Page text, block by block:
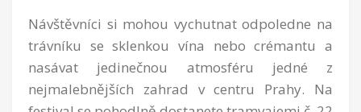
Návštěvníci si mohou vychutnat odpoledne na
trávníku se sklenkou vína nebo crémantu a
nasávat jedinečnou atmosféru jedné z
nejmalebnějších zahrad v centru Prahy. Na